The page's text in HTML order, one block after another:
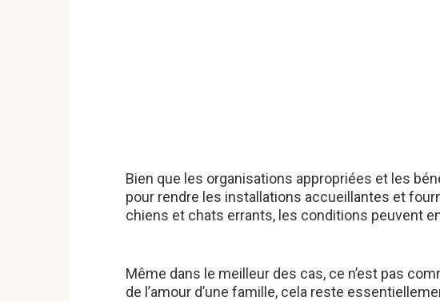
Bien que les organisations appropriées et les
pour rendre les installations accueillantes et
chiens et chats errants, les conditions peuvent
Même dans le meilleur des cas, ce n’est pas
de l’amour d’une famille, cela reste